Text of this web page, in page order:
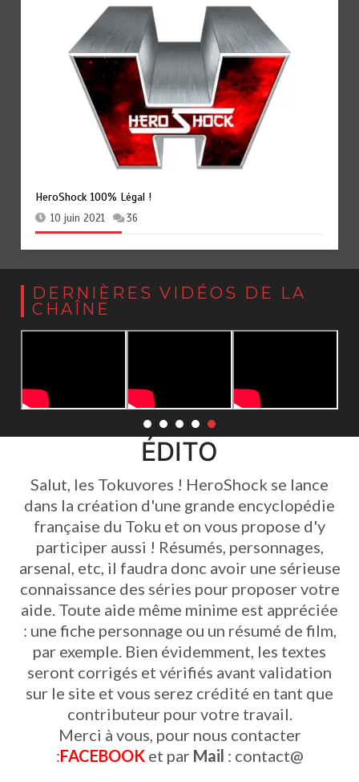
HeroShock 100% Légal !
10 juin 2021 36
Street Knights : Le Sentai de Godhood Comics
DERNIÈRES VIDÉOS DE LA
CHAÎNE
ÉDITO
Salut, les Tokuvores ! HeroShock se lance
dans la création d'une grande encyclopédie
française du Toku et on vous propose d'y
participer aussi ! Résumés, personnages,
arsenal, etc, il faudra donc avoir une sérieuse
connaissance des séries pour proposer votre
aide. Toute aide même minime est appréciée
: une fiche personnage ou un résumé de film,
par exemple. Bien évidemment, les textes
seront corrigés et vérifiés avant validation
sur le site et vous serez crédité en tant que
contributeur pour votre travail.
Merci à vous, pour nous contacter
:FACEBOOKet par Mail : contact@